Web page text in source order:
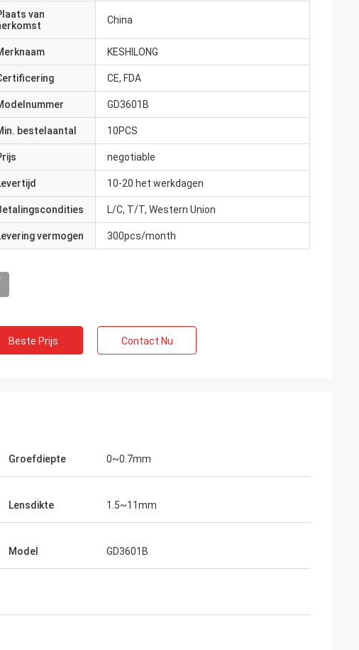
Optische Verdeler
uitstekende team en de
van
China
KESHILONG
CE, FDA
GD3601B
bestelaantal 10PCS
negotiable
10-20 het werkdagen
L/C, T/T, Western Union
vermogen 300pcs/month
Beste Prijs Contact Nu
Groefdiepte 0~0.7mm
Lensdikte 1.5~11mm
Model GD3601B